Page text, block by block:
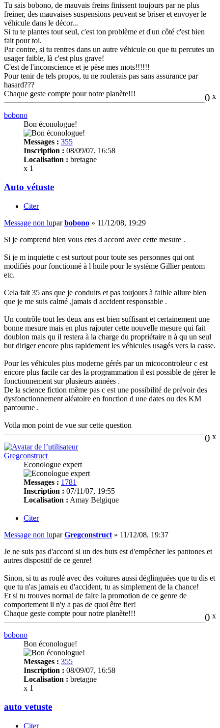
Tu sais bobono, de mauvais freins finissent toujours par ne plus
freiner, des mauvaises suspensions peuvent se briser et envoyer le
véhicule dans le décor...
Si tu te plantes tout seul, c'est ton problème et d'un côté c'est bien
fait pour toi.
Par contre, si tu rentres dans un autre véhicule ou que tu percutes un
usager faible, là c'est plus grave!
C'est de l'inconscience et je pèse mes mots!!!!!!
Pour tenir de tels propos, tu ne roulerais pas sans assurance par
hasard???
0 x
Chaque geste compte pour notre planète!!!
bobono
Bon éconologue!
Messages : 355
Inscription : 08/09/07, 16:58
Localisation : bretagne
x 1
Auto vétuste
Citer
Message non luparbobono » 11/12/08, 19:29
Si je comprend bien vous etes d accord avec cette mesure .
Si je m inquiette c est surtout pour toute ses personnes qui ont
modifiés pour fonctionné à l huile pour le système Gillier pentom
etc.
Cela fait 35 ans que je conduits et pas toujours à faible allure bien
que je me suis calmé ,jamais d accident responsable .
Un contrôle tout les deux ans est bien suffisant et certainement une
bonne mesure mais en plus rajouter cette nouvelle mesure qui fait
doublon mais qu il restera à la charge du propriétaire n à qu un seul
but diriger encore plus rapidement les véhicules usagés vers la casse.
Pour les véhicules plus moderne gérés par un micocontroleur c est
encore plus facile car des la programmation il est possible de gérer le
fonctionnement sur plusieurs années .
De la science fiction même pas c est une possibilité de prévoir des
dysfonctionnement aléatoire en fonction d une dates ou des KM
parcourue .
Voila mon point de vue sur cette question
0 x
Gregconstruct
Econologue expert
Messages : 1781
Inscription : 07/11/07, 19:55
Localisation : Amay Belgique
Citer
Message non luparGregconstruct » 11/12/08, 19:37
Je ne suis pas d'accord si un des buts est d'empêcher les pantones et
autres dispositif de ce genre!
Sinon, si tu as roulé avec des voitures aussi déglinguées que tu dis et
que tu n'as jamais eu d'accident, tu as simplement de la chance!
Et si tu trouves normal de faire la promotion de ce genre de
comportement il n'y a pas de quoi être fier!
0 x
Chaque geste compte pour notre planète!!!
bobono
Bon éconologue!
Messages : 355
Inscription : 08/09/07, 16:58
Localisation : bretagne
x 1
auto vetuste
Citer